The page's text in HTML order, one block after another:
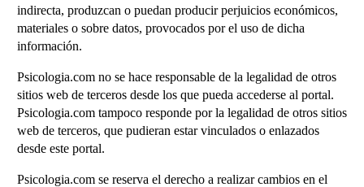
indirecta, produzcan o puedan producir perjuicios económicos,
materiales o sobre datos, provocados por el uso de dicha
información.
Psicologia.com no se hace responsable de la legalidad de otros
sitios web de terceros desde los que pueda accederse al portal.
Psicologia.com tampoco responde por la legalidad de otros sitios
web de terceros, que pudieran estar vinculados o enlazados
desde este portal.
Psicologia.com se reserva el derecho a realizar cambios en el